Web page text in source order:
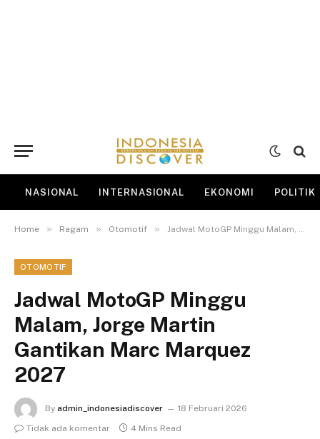
NASIONAL INTERNASIONAL EKONOMI POLITIK
Home » Ragam » Otomotif » Jadwal MotoGP Minggu Malam, Jorge Martin Gantikan Marc Marquez 2027
OTOMOTIF
Jadwal MotoGP Minggu
Malam, Jorge Martin
Gantikan Marc Marquez
2027
By admin_indonesiadiscover
18 Februari 2026
Tidak ada komentar
4 Mins Read